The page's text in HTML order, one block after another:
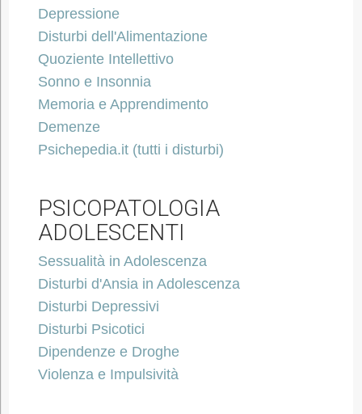
Depressione
Disturbi dell'Alimentazione
Quoziente Intellettivo
Sonno e Insonnia
Memoria e Apprendimento
Demenze
Psichepedia.it (tutti i disturbi)
PSICOPATOLOGIA
ADOLESCENTI
Sessualità in Adolescenza
Disturbi d'Ansia in Adolescenza
Disturbi Depressivi
Disturbi Psicotici
Dipendenze e Droghe
Violenza e Impulsività